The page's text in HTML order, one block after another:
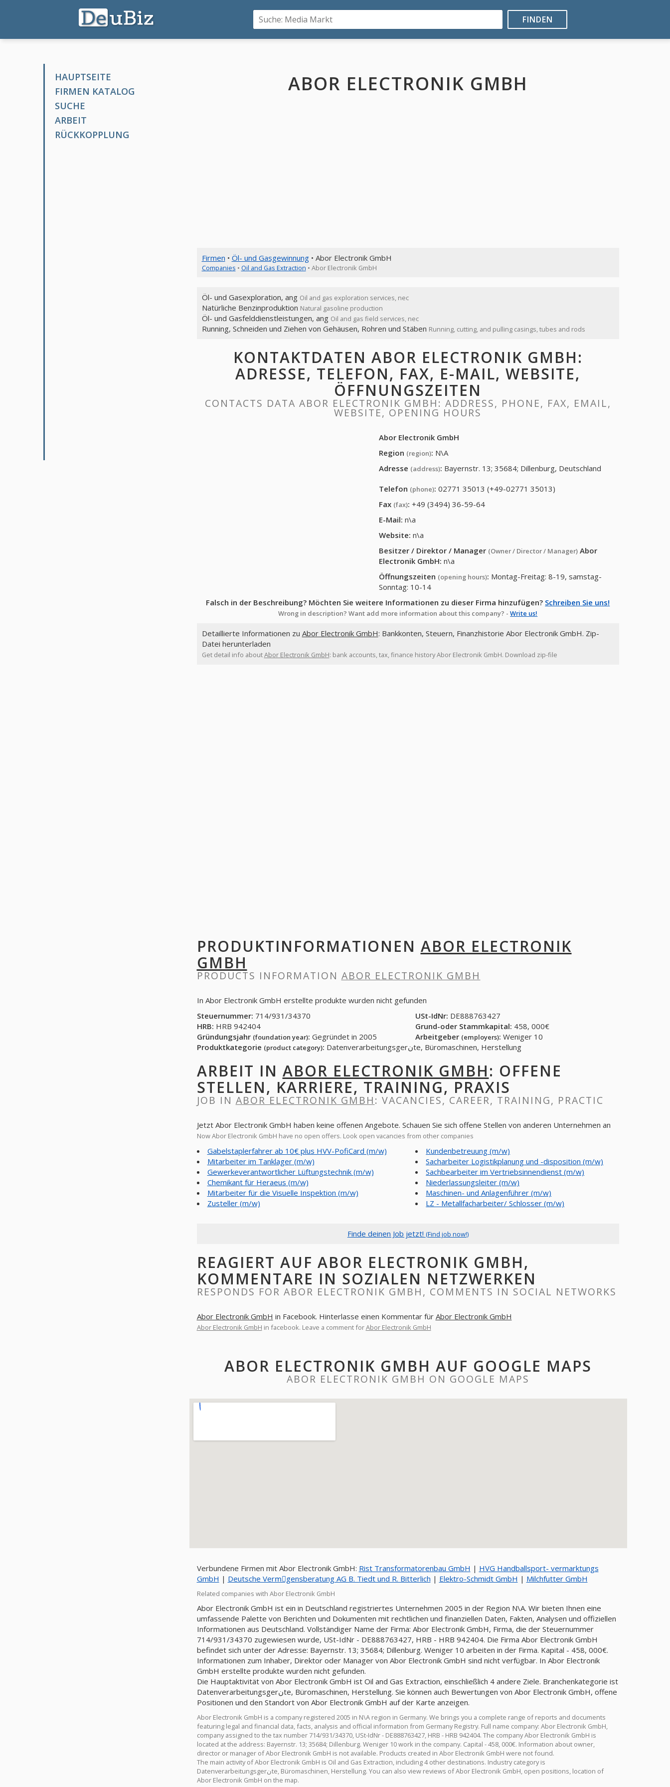
FINDEN
HAUPTSEITE
FIRMEN KATALOG
SUCHE
ARBEIT
RÜCKKOPPLUNG
ABOR ELECTRONIK GMBH
Firmen • Öl- und Gasgewinnung• Abor Electronik GmbH
Companies • Oil and Gas Extraction • Abor Electronik GmbH
Öl- und Gasexploration, ang Oil and gas exploration services, nec
Natürliche Benzinproduktion Natural gasoline production
Öl- und Gasfelddienstleistungen, ang Oil and gas field services, nec
Running, Schneiden und Ziehen von Gehäusen, Rohren und Stäben Running, cutting, and pulling casings, tubes and rods
KONTAKTDATEN ABOR ELECTRONIK GMBH:
ADRESSE, TELEFON, FAX, E-MAIL, WEBSITE,
ÖFFNUNGSZEITEN
CONTACTS DATA ABOR ELECTRONIK GMBH: ADDRESS, PHONE, FAX, EMAIL,
WEBSITE, OPENING HOURS
Abor Electronik GmbH
Region (region): N\A
Adresse (address): Bayernstr. 13; 35684; Dillenburg, Deutschland
Telefon (phone): 02771 35013 (+49-02771 35013)
Fax (fax): +49 (3494) 36-59-64
E-Mail: n\a
Website: n\a
Besitzer / Direktor / Manager (Owner / Director / Manager) Abor
Electronik GmbH: n\a
Öffnungszeiten (opening hours): Montag-Freitag: 8-19, samstag-
Sonntag: 10-14
Falsch in der Beschreibung? Möchten Sie weitere Informationen zu dieser Firma hinzufügen? Schreiben Sie uns!
Wrong in description? Want add more information about this company? -Write us!
Detaillierte Informationen zu Abor Electronik GmbH: Bankkonten, Steuern, Finanzhistorie Abor Electronik GmbH. Zip-
Datei herunterladen
Get detail info aboutAbor Electronik GmbH: bank accounts, tax, finance history Abor Electronik GmbH. Download zip-file
PRODUKTINFORMATIONEN ABOR ELECTRONIK
GMBH
PRODUCTS INFORMATION ABOR ELECTRONIK GMBH
In Abor Electronik GmbH erstellte produkte wurden nicht gefunden
Steuernummer: 714/931/34370 USt-IdNr: DE888763427
HRB: HRB 942404 Grund-oder Stammkapital: 458, 000€
Gründungsjahr (foundation year): Gegründet in 2005 Arbeitgeber (employers): Weniger 10
Produktkategorie (product category): Datenverarbeitungsgerنte, Büromaschinen, Herstellung
ARBEIT IN ABOR ELECTRONIK GMBH: OFFENE
STELLEN, KARRIERE, TRAINING, PRAXIS
JOB IN ABOR ELECTRONIK GMBH: VACANCIES, CAREER, TRAINING, PRACTIC
Jetzt Abor Electronik GmbH haben keine offenen Angebote. Schauen Sie sich offene Stellen von anderen Unternehmen an
Now Abor Electronik GmbH have no open offers. Look open vacancies from other companies
Gabelstaplerfahrer ab 10€ plus HVV-PofiCard (m/w)
Mitarbeiter im Tanklager (m/w)
Gewerkeverantwortlicher Lüftungstechnik (m/w)
Chemikant für Heraeus (m/w)
Mitarbeiter für die Visuelle Inspektion (m/w)
Zusteller (m/w)
Kundenbetreuung (m/w)
Sacharbeiter Logistikplanung und -disposition (m/w)
Sachbearbeiter im Vertriebsinnendienst (m/w)
Niederlassungsleiter (m/w)
Maschinen- und Anlagenführer (m/w)
LZ - Metallfacharbeiter/ Schlosser (m/w)
Finde deinen Job jetzt! (Find job now!)
REAGIERT AUF ABOR ELECTRONIK GMBH,
KOMMENTARE IN SOZIALEN NETZWERKEN
RESPONDS FOR ABOR ELECTRONIK GMBH, COMMENTS IN SOCIAL NETWORKS
Abor Electronik GmbH in Facebook. Hinterlasse einen Kommentar für Abor Electronik GmbH
Abor Electronik GmbH in facebook. Leave a comment forAbor Electronik GmbH
ABOR ELECTRONIK GMBH AUF GOOGLE MAPS
ABOR ELECTRONIK GMBH ON GOOGLE MAPS
Verbundene Firmen mit Abor Electronik GmbH: Rist Transformatorenbau GmbH | HVG Handballsport- vermarktungs
GmbH | Deutsche Vermِgensberatung AG B. Tiedt und R. Bitterlich | Elektro-Schmidt GmbH | Milchfutter GmbH
Related companies with Abor Electronik GmbH
Abor Electronik GmbH ist ein in Deutschland registriertes Unternehmen 2005 in der Region N\A. Wir bieten Ihnen eine
umfassende Palette von Berichten und Dokumenten mit rechtlichen und finanziellen Daten, Fakten, Analysen und offiziellen
Informationen aus Deutschland. Vollständiger Name der Firma: Abor Electronik GmbH, Firma, die der Steuernummer
714/931/34370 zugewiesen wurde, USt-IdNr - DE888763427, HRB - HRB 942404. Die Firma Abor Electronik GmbH
befindet sich unter der Adresse: Bayernstr. 13; 35684; Dillenburg. Weniger 10 arbeiten in der Firma. Kapital - 458, 000€.
Informationen zum Inhaber, Direktor oder Manager von Abor Electronik GmbH sind nicht verfügbar. In Abor Electronik
GmbH erstellte produkte wurden nicht gefunden.
Die Hauptaktivität von Abor Electronik GmbH ist Oil and Gas Extraction, einschließlich 4 andere Ziele. Branchenkategorie ist
Datenverarbeitungsgerنte, Büromaschinen, Herstellung. Sie können auch Bewertungen von Abor Electronik GmbH, offene
Positionen und den Standort von Abor Electronik GmbH auf der Karte anzeigen.
Abor Electronik GmbH is a company registered 2005 in N\A region in Germany. We brings you a complete range of reports and documents
featuring legal and financial data, facts, analysis and official information from Germany Registry. Full name company: Abor Electronik GmbH,
company assigned to the tax number 714/931/34370, USt-IdNr - DE888763427, HRB - HRB 942404. The company Abor Electronik GmbH is
located at the address: Bayernstr. 13; 35684; Dillenburg. Weniger 10 work in the company. Capital - 458, 000€. Information about owner,
director or manager of Abor Electronik GmbH is not available. Products created in Abor Electronik GmbH were not found.
The main activity of Abor Electronik GmbH is Oil and Gas Extraction, including 4 other destinations. Industry category is
Datenverarbeitungsgerنte, Büromaschinen, Herstellung. You can also view reviews of Abor Electronik GmbH, open positions, location of
Abor Electronik GmbH on the map.